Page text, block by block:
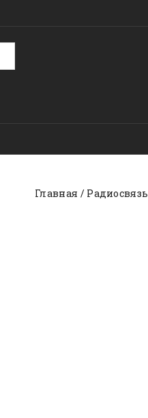
Главная Радиосвязь